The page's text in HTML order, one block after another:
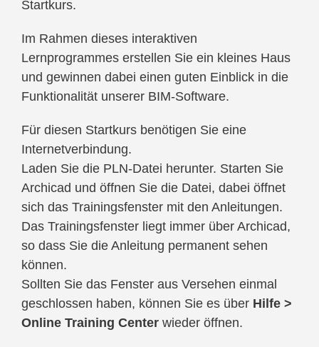
Startkurs.
Im Rahmen dieses interaktiven
Lernprogrammes erstellen Sie ein kleines Haus
und gewinnen dabei einen guten Einblick in die
Funktionalität unserer BIM-Software.
Für diesen Startkurs benötigen Sie eine
Internetverbindung.
Laden Sie die PLN-Datei herunter. Starten Sie
Archicad und öffnen Sie die Datei, dabei öffnet
sich das Trainingsfenster mit den Anleitungen.
Das Trainingsfenster liegt immer über Archicad,
so dass Sie die Anleitung permanent sehen
können.
Sollten Sie das Fenster aus Versehen einmal
geschlossen haben, können Sie es über Hilfe >
Online Training Centerwieder öffnen.